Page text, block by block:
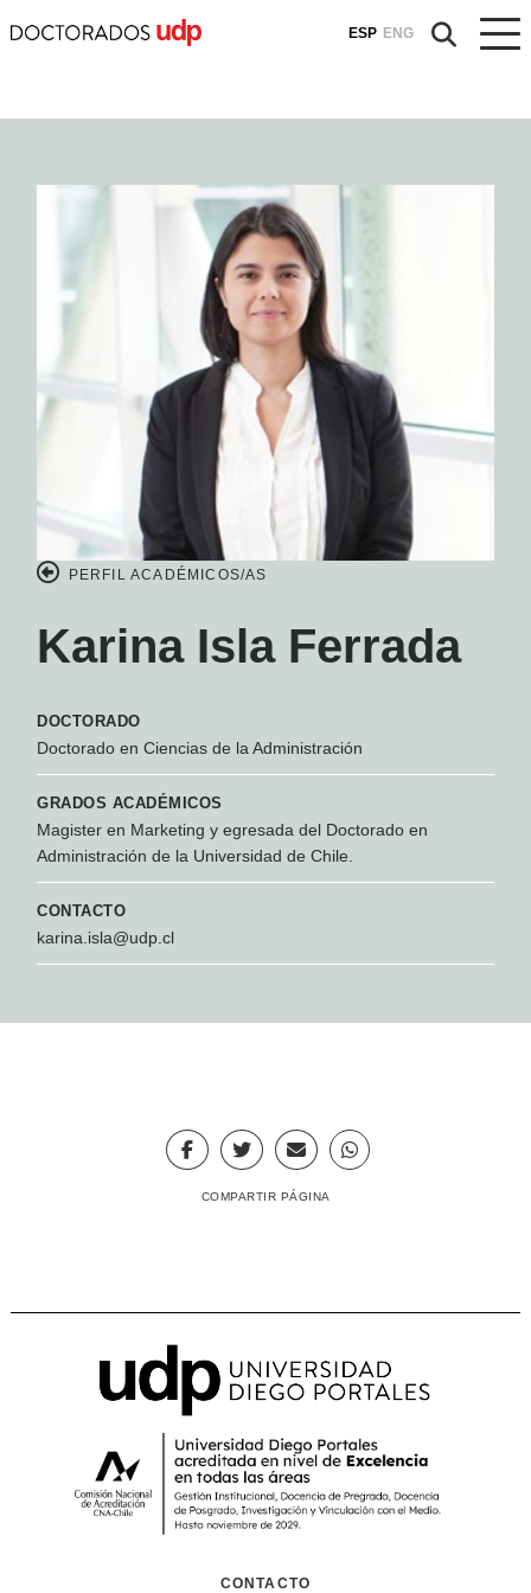
ESP ENG
PERFIL ACADÉMICOS/AS
Karina Isla Ferrada
DOCTORADO
Doctorado en Ciencias de la Administración
GRADOS ACADÉMICOS
Magister en Marketing y egresada del Doctorado en
Administración de la Universidad de Chile.
CONTACTO
karina.isla@udp.cl
COMPARTIR PÁGINA
CONTACTO